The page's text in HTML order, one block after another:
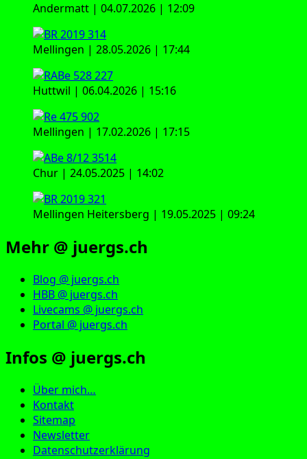
Andermatt | 04.07.2026 | 12:09
Mellingen | 28.05.2026 | 17:44
Huttwil | 06.04.2026 | 15:16
Mellingen | 17.02.2026 | 17:15
Chur | 24.05.2025 | 14:02
Mellingen Heitersberg | 19.05.2025 | 09:24
Mehr @ juergs.ch
Blog @ juergs.ch
HBB @ juergs.ch
Livecams @ juergs.ch
Portal @ juergs.ch
Infos @ juergs.ch
Über mich…
Kontakt
Sitemap
Newsletter
Datenschutzerklärung